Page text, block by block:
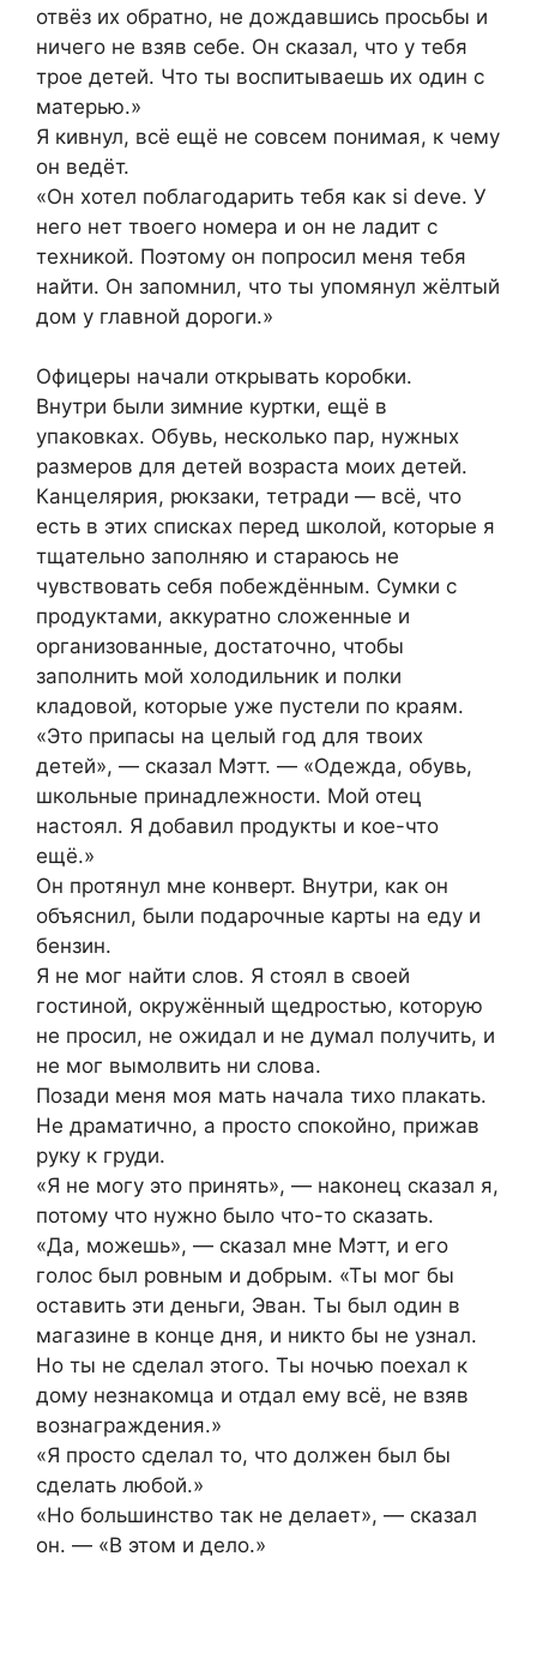
отвёз их обратно, не дождавшись просьбы и
ничего не взяв себе. Он сказал, что у тебя
трое детей. Что ты воспитываешь их один с
матерью.»
Я кивнул, всё ещё не совсем понимая, к чему
он ведёт.
«Он хотел поблагодарить тебя как si deve. У
него нет твоего номера и он не ладит с
техникой. Поэтому он попросил меня тебя
найти. Он запомнил, что ты упомянул жёлтый
дом у главной дороги.»
Офицеры начали открывать коробки.
Внутри были зимние куртки, ещё в
упаковках. Обувь, несколько пар, нужных
размеров для детей возраста моих детей.
Канцелярия, рюкзаки, тетради — всё, что
есть в этих списках перед школой, которые я
тщательно заполняю и стараюсь не
чувствовать себя побеждённым. Сумки с
продуктами, аккуратно сложенные и
организованные, достаточно, чтобы
заполнить мой холодильник и полки
кладовой, которые уже пустели по краям.
«Это припасы на целый год для твоих
детей», — сказал Мэтт. — «Одежда, обувь,
школьные принадлежности. Мой отец
настоял. Я добавил продукты и кое-что
ещё.»
Он протянул мне конверт. Внутри, как он
объяснил, были подарочные карты на еду и
бензин.
Я не мог найти слов. Я стоял в своей
гостиной, окружённый щедростью, которую
не просил, не ожидал и не думал получить, и
не мог вымолвить ни слова.
Позади меня моя мать начала тихо плакать.
Не драматично, а просто спокойно, прижав
руку к груди.
«Я не могу это принять», — наконец сказал я,
потому что нужно было что-то сказать.
«Да, можешь», — сказал мне Мэтт, и его
голос был ровным и добрым. «Ты мог бы
оставить эти деньги, Эван. Ты был один в
магазине в конце дня, и никто бы не узнал.
Но ты не сделал этого. Ты ночью поехал к
дому незнакомца и отдал ему всё, не взяв
вознаграждения.»
«Я просто сделал то, что должен был бы
сделать любой.»
«Но большинство так не делает», — сказал
он. — «В этом и дело.»